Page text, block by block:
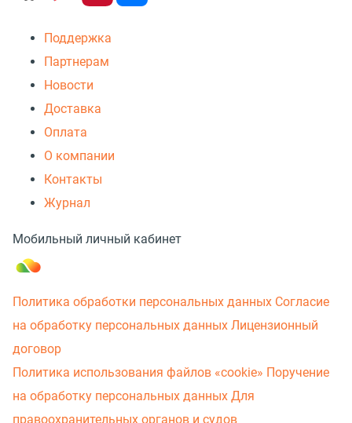
Поддержка
Партнерам
Новости
Доставка
Оплата
О компании
Контакты
Журнал
Мобильный личный кабинет
Политика обработки персональных данных Согласие
на обработку персональных данных Лицензионный
договор
Политика использования файлов «cookie» Поручение
на обработку персональных данных Для
правоохранительных органов и судов